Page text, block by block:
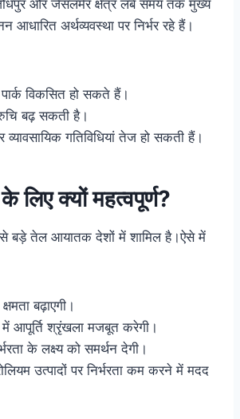
जोधपुर और जैसलमेर क्षेत्र लंबे समय तक मुख्य
अर्थव्यवस्था पर निर्भर रहे हैं।
विकसित हो सकते हैं।
बढ़ सकती है।
गतिविधियां तेज हो सकती हैं।
लिए क्यों महत्वपूर्ण?
बड़े तेल आयातक देशों में शामिल है।ऐसे में
बढ़ाएगी।
में आपूर्ति श्रृंखला मजबूत करेगी।
के लक्ष्य को समर्थन देगी।
उत्पादों पर निर्भरता कम करने में मदद